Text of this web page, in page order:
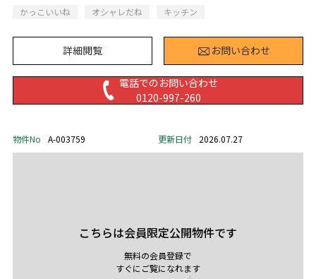
かっこいいね
オシャレだね キッチン
詳細閲覧 お問い合わせ
電話でのお問い合わせ
0120-997-260
物件No A-003759 更新日付 2026.07.27
こちらは会員限定公開物件です
無料の会員登録で
すぐにご覧になれます